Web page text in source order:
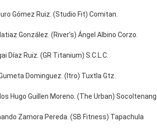
Gómez Ruiz. (Studio Fit) Comitan.
González. (River’s) Ángel Albino Corzo.
Díaz Ruiz. (GR Titanium) S.C.L.C.
Dominguez. (Itro) Tuxtla Gtz.
Hugo Guillen Moreno. (The Urban)
Zamora Pereda. (SB Fitness) Tapachula